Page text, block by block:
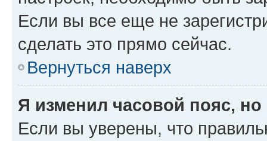
Если вы все еще не
сделать это прямо сейчас.
Вернуться наверх
Я изменил часовой пояс,
Если вы уверены, что